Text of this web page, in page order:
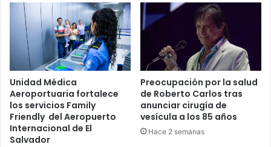
Unidad Médica
Aeroportuaria fortalece
los servicios Family
Friendly del Aeropuerto
Internacional de El
Salvador
Preocupación por la salud
de Roberto Carlos tras
anunciar cirugía de
vesícula a los 85 años
Hace 2 semanas